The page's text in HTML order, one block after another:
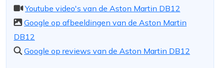
Youtube video's van de Aston Martin DB12
Google op afbeeldingen van de Aston Martin
DB12
Google op reviews van de Aston Martin DB12